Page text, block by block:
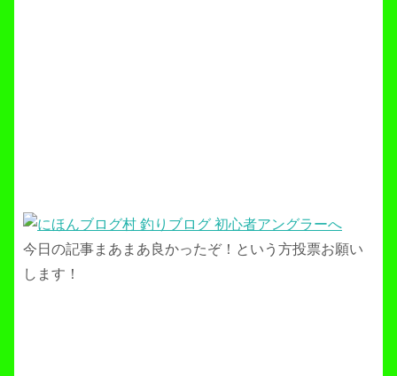
今日の記事まあまあ良かったぞ！という方投票お願い
します！